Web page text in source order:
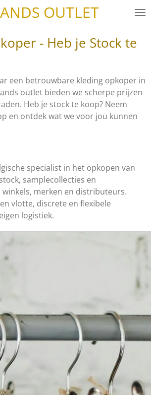
OUTLET
- Heb je Stock te
een betrouwbare kleding opkoper in
outlet bieden we scherpe prijzen
Heb je stock te koop? Neem
en ontdek wat we voor jou kunnen
specialist in het opkopen van
samplecollecties en
merken en distributeurs.
vlotte, discrete en flexibele
logistiek.